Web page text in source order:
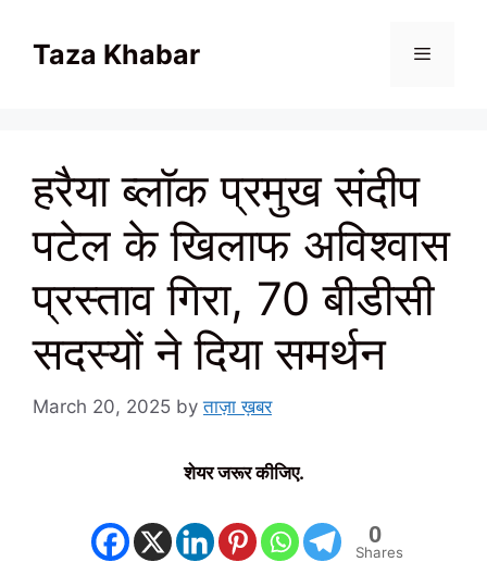
contentTaza Khabar
हरैया ब्लॉक प्रमुख संदीप
पटेल के खिलाफ अविश्वास
प्रस्ताव गिरा, 70 बीडीसी
सदस्यों ने दिया समर्थन
March 20, 2025 byताज़ा ख़बर
शेयर जरूर कीजिए.
0
Shares